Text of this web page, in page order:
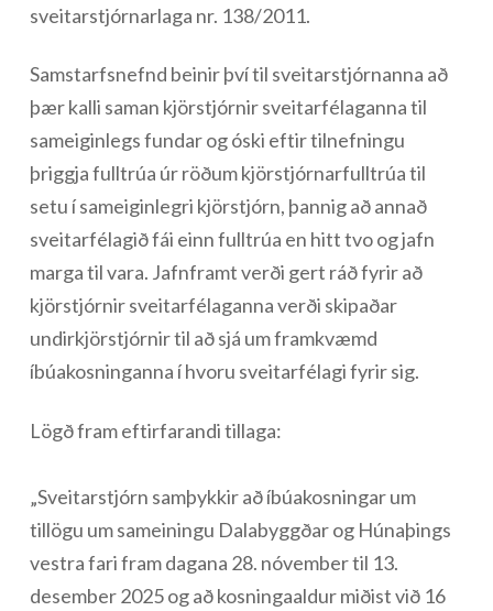
sveitarstjórnarlaga nr. 138/2011.
Samstarfsnefnd beinir því til sveitarstjórnanna að
þær kalli saman kjörstjórnir sveitarfélaganna til
sameiginlegs fundar og óski eftir tilnefningu
þriggja fulltrúa úr röðum kjörstjórnarfulltrúa til
setu í sameiginlegri kjörstjórn, þannig að annað
sveitarfélagið fái einn fulltrúa en hitt tvo og jafn
marga til vara. Jafnframt verði gert ráð fyrir að
kjörstjórnir sveitarfélaganna verði skipaðar
undirkjörstjórnir til að sjá um framkvæmd
íbúakosninganna í hvoru sveitarfélagi fyrir sig.
Lögð fram eftirfarandi tillaga:
„Sveitarstjórn samþykkir að íbúakosningar um
tillögu um sameiningu Dalabyggðar og Húnaþings
vestra fari fram dagana 28. nóvember til 13.
desember 2025 og að kosningaaldur miðist við 16